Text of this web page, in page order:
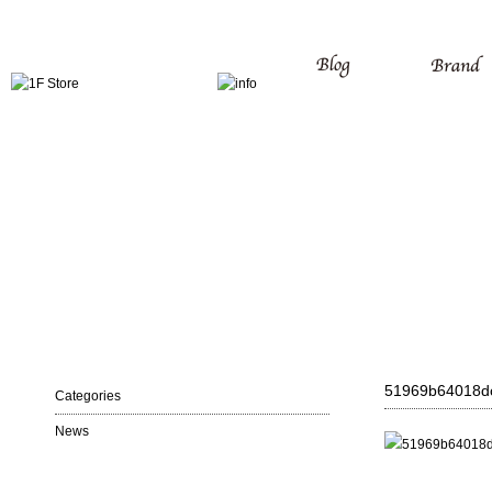
Categories
News